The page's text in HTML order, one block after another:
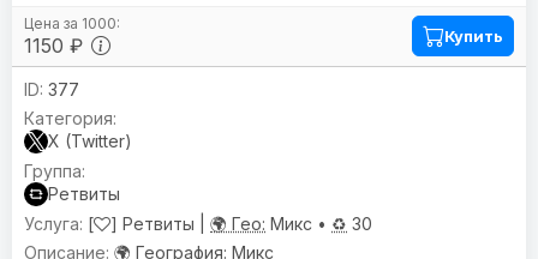
1150 ₽ Купить
377
X (Twitter)
Ретвиты
[
] Ретвиты | 🌍 Гео: Микс • ♻️ 30
🌍 География: Микс